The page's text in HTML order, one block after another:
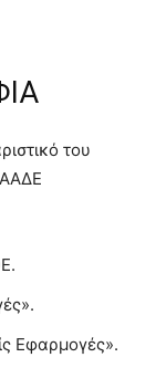
του
Εφαρμογές».